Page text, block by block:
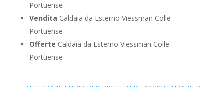
Portuense
Vendita Caldaia da Esterno Viessman Colle
Portuense
Offerte Caldaia da Esterno Viessman Colle
Portuense